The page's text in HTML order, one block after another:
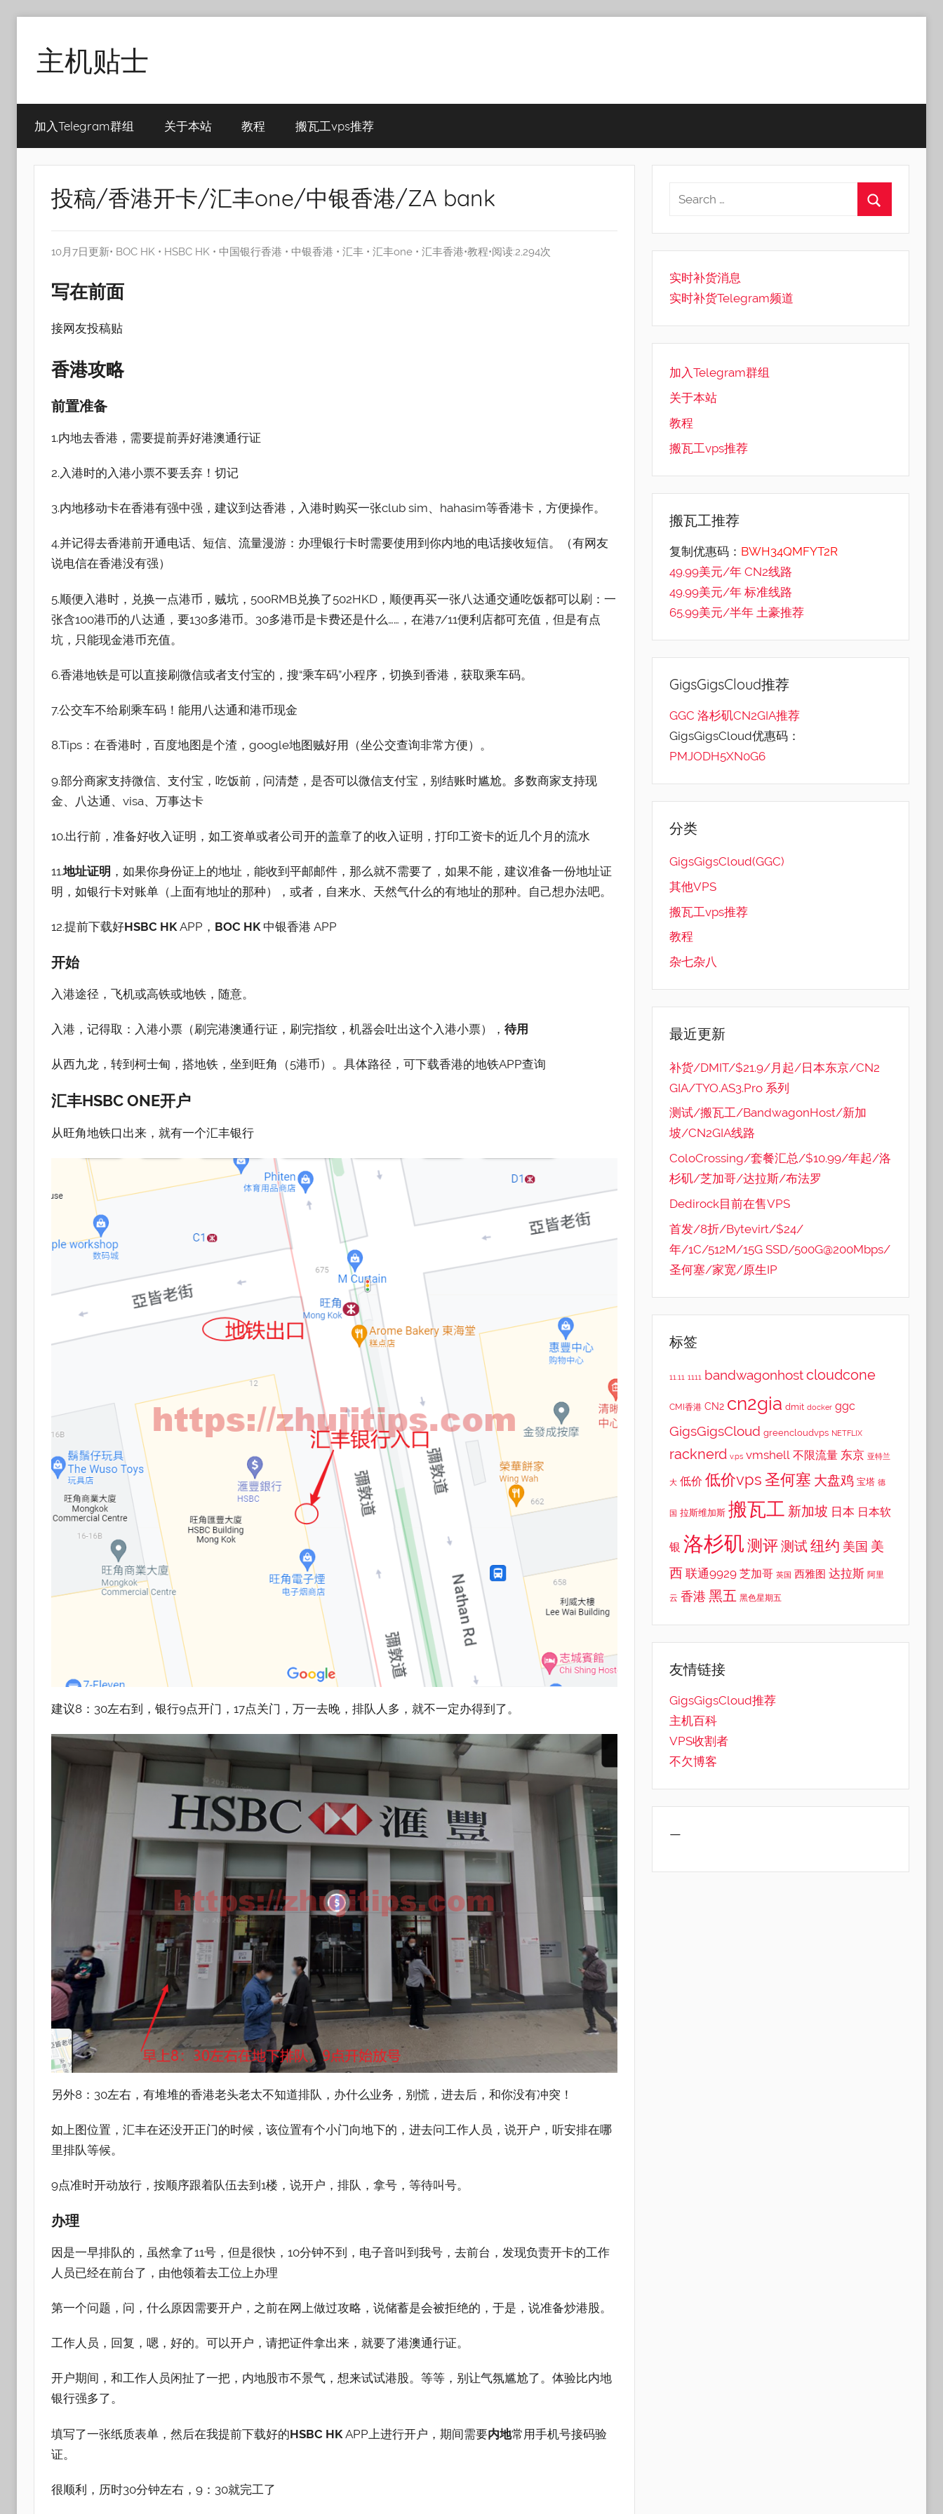
content
主机贴士
瓦
工|BandwagonHost
加入Telegram群组 关于本站 教程 搬瓦工vps推荐
投稿/香港开卡/汇丰one/中银香港/ZA bank
10月7日更新• BOC HK • HSBC HK • 中国银行香港 • 中银香港 • 汇丰 • 汇丰one • 汇丰香港•教程•阅读:2,294次
写在前面
接网友投稿贴
香港攻略
前置准备
1.内地去香港，需要提前弄好港澳通行证
2.入港时的入港小票不要丢弃！切记
3.内地移动卡在香港有强中强，建议到达香港，入港时购买一张club sim、hahasim等香港卡，方便操作。
4.并记得去香港前开通电话、短信、流量漫游：办理银行卡时需要使用到你内地的电话接收短信。（有网友
说电信在香港没有强）
5.顺便入港时，兑换一点港币，贼坑，500RMB兑换了502HKD，顺便再买一张八达通交通吃饭都可以刷：一
张含100港币的八达通，要130多港币。30多港币是卡费还是什么……，在港7/11便利店都可充值，但是有点
坑，只能现金港币充值。
6.香港地铁是可以直接刷微信或者支付宝的，搜“乘车码”小程序，切换到香港，获取乘车码。
7.公交车不给刷乘车码！能用八达通和港币现金
8.Tips：在香港时，百度地图是个渣，google地图贼好用（坐公交查询非常方便）。
9.部分商家支持微信、支付宝，吃饭前，问清楚，是否可以微信支付宝，别结账时尴尬。多数商家支持现
金、八达通、visa、万事达卡
10.出行前，准备好收入证明，如工资单或者公司开的盖章了的收入证明，打印工资卡的近几个月的流水
11.地址证明 ，如果你身份证上的地址，能收到平邮邮件，那么就不需要了，如果不能，建议准备一份地址证
明，如银行卡对账单（上面有地址的那种），或者，自来水、天然气什么的有地址的那种。自己想办法吧。
12.提前下载好HSBC HKAPP， BOC HK中银香港 APP
开始
入港途径，飞机或高铁或地铁，随意。
入港，记得取：入港小票（刷完港澳通行证，刷完指纹，机器会吐出这个入港小票）， 待用
从西九龙，转到柯士甸，搭地铁，坐到旺角（5港币）。具体路径，可下载香港的地铁APP查询
汇丰HSBC ONE开户
从旺角地铁口出来，就有一个汇丰银行
建议8：30左右到，银行9点开门，17点关门，万一去晚，排队人多，就不一定办得到了。
另外8：30左右，有堆堆的香港老头老太不知道排队，办什么业务，别慌，进去后，和你没有冲突！
如上图位置，汇丰在还没开正门的时候，该位置有个小门向地下的，进去问工作人员，说开户，听安排在哪
里排队等候。
9点准时开动放行，按顺序跟着队伍去到1楼，说开户，排队，拿号，等待叫号。
办理
因是一早排队的，虽然拿了11号，但是很快，10分钟不到，电子音叫到我号，去前台，发现负责开卡的工作
人员已经在前台了，由他领着去工位上办理
第一个问题，问，什么原因需要开户，之前在网上做过攻略，说储蓄是会被拒绝的，于是，说准备炒港股。
工作人员，回复，嗯，好的。可以开户，请把证件拿出来，就要了港澳通行证。
开户期间，和工作人员闲扯了一把，内地股市不景气，想来试试港股。等等，别让气氛尴尬了。体验比内地
银行强多了。
填写了一张纸质表单，然后在我提前下载好的HSBC HK APP上进行开户，期间需要内地常用手机号接码验
证。
很顺利，历时30分钟左右，9：30就完工了
实时补货消息
实时补货Telegram频道
加入Telegram群组
关于本站
教程
搬瓦工vps推荐
搬瓦工推荐
复制优惠码： BWH34QMFYT2R
49.99美元/年 CN2线路
49.99美元/年 标准线路
65.99美元/半年 土豪推荐
GigsGigsCloud推荐
GGC 洛杉矶CN2GIA推荐
GigsGigsCloud优惠码：
PMJODH5XN0G6
分类
GigsGigsCloud(GGC)
其他VPS
搬瓦工vps推荐
教程
杂七杂八
最近更新
补货/DMIT/$21.9/月起/日本东京/CN2
GIA/TYO.AS3.Pro 系列
测试/搬瓦工/BandwagonHost/新加
坡/CN2GIA线路
ColoCrossing/套餐汇总/$10.99/年起/洛
杉矶/芝加哥/达拉斯/布法罗
Dedirock目前在售VPS
首发/8折/Bytevirt/$24/
年/1C/512M/15G SSD/500G@200Mbps/
圣何塞/家宽/原生IP
标签
11.11 1111 bandwagonhostcloudcone
CMI香港 CN2 cn2gia dmit docker ggc
GigsGigsCloud greencloudvps NETFLIX
racknerd v.ps vmshell 不限流量 东京 亚特兰
大 低价 低价vps 圣何塞 大盘鸡 宝塔 德
国 拉斯维加斯 搬瓦工 新加坡 日本 日本软
银 洛杉矶 测评测试纽约 美国 美
西 联通9929 芝加哥 英国 西雅图 达拉斯 阿里
云 香港 黑五 黑色星期五
友情链接
GigsGigsCloud推荐
主机百科
VPS收割者
不欠博客
—